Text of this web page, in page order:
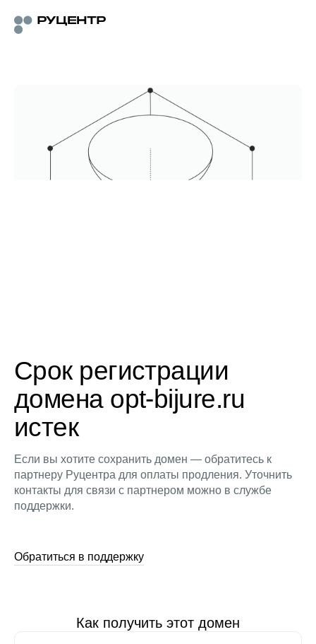
Срок регистрации
домена opt-bijure.ru
истек
Если вы хотите сохранить домен — обратитесь к
партнеру Руцентра для оплаты продления. Уточнить
контакты для связи с партнером можно в службе
поддержки.
Обратиться в поддержку
Как получить этот домен